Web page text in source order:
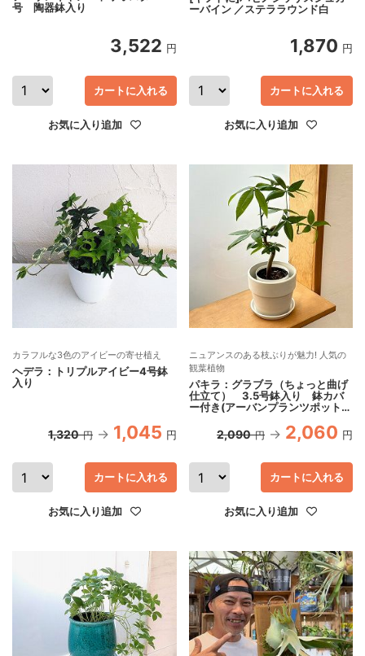
号 陶器鉢入り
3,522 円
お気に入り追加
カートに入れる
ーバイン ／ステララウンド白
1,870 円
お気に入り追加
カートに入れる
カラフルな3色のアイビーの寄せ植え
ヘデラ：トリプルアイビー4号鉢
入り
1,320 円 1,045 円
お気に入り追加
カートに入れる
ニュアンスのある枝ぶりが魅力! 人気の
観葉植物
パキラ：グラブラ（ちょっと曲げ
仕立て） 3.5号鉢入り 鉢カバ
ー付き(アーバンプランツポットソ
2,090 円 2,060 円
お気に入り追加
カートに入れる